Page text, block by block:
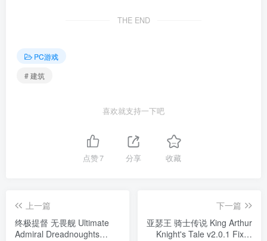
THE END
PC游戏
# 建筑
喜欢就支持一下吧
点赞7 分享 收藏
上一篇
终极提督 无畏舰 Ultimate
Admiral Dreadnoughts
下一篇
亚瑟王 骑士传说 King Arthur
Knight's Tale v2.0.1 Fix版